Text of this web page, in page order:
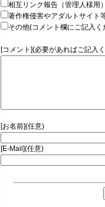
相互リンク報告（管理人様用）
著作権侵害やアダルトサイト
その他(コメント欄にご記入く
[コメント](必要があればご記入
[お名前](任意)
[E-Mail](任意)